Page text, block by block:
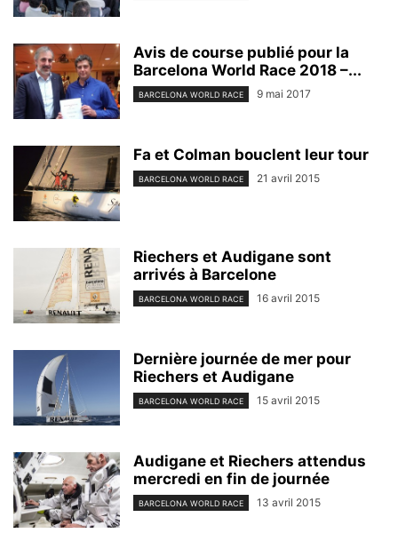
Avis de course publié pour la
Barcelona World Race 2018 –...
BARCELONA WORLD RACE 9 mai 2017
Fa et Colman bouclent leur tour
BARCELONA WORLD RACE 21 avril 2015
Riechers et Audigane sont
arrivés à Barcelone
BARCELONA WORLD RACE 16 avril 2015
Dernière journée de mer pour
Riechers et Audigane
BARCELONA WORLD RACE 15 avril 2015
Audigane et Riechers attendus
mercredi en fin de journée
BARCELONA WORLD RACE 13 avril 2015